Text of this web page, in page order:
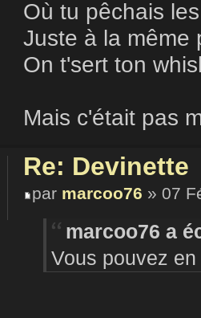
Où tu pêchais
Juste à la même
On t'sert ton
Mais c'était pas
Re: Devinette
par marcoo76 » 07
marcoo76 a
Vous pouvez